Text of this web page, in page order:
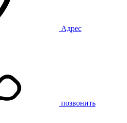
Адрес
позвонить